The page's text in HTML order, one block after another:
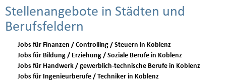
Stellenangebote in Städten und
Berufsfeldern
Jobs für Finanzen / Controlling / Steuern in Koblenz
Jobs für Bildung / Erziehung / Soziale Berufe in Koblenz
Jobs für Handwerk / gewerblich-technische Berufe in Koblenz
Jobs für Ingenieurberufe / Techniker in Koblenz